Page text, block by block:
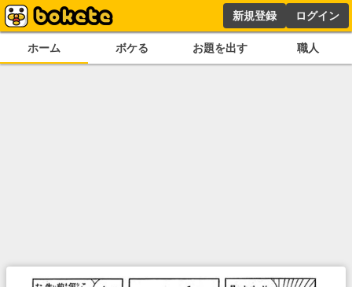
新規登録 ログイン
ホーム ボケる お題を出す 職人